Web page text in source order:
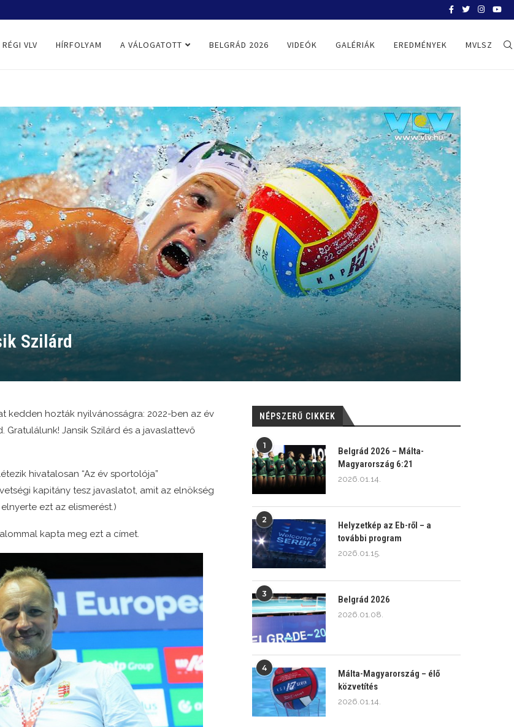
RÉGI VLV HÍRFOLYAM A VÁLOGATOTT BELGRÁD 2026 VIDEÓK GALÉRIÁK EREDMÉNYEK MVLSZ
Szilárd
kedden hozták nyilvánosságra: 2022-ben az év
Gratulálunk! Jansik Szilárd és a javaslattevő
hivatalosan “Az év sportolója”
kapitány tesz javaslatot, amit az elnökség
ezt az elismerést.)
kapta meg ezt a címet.
NÉPSZERŰ CIKKEK
1
Belgrád 2026 – Málta-
Magyarország 6:21
2026.01.14.
2
Helyzetkép az Eb-ről – a
további program
2026.01.15.
3
Belgrád 2026
2026.01.08.
4
Málta-Magyarország – élő
közvetítés
2026.01.14.